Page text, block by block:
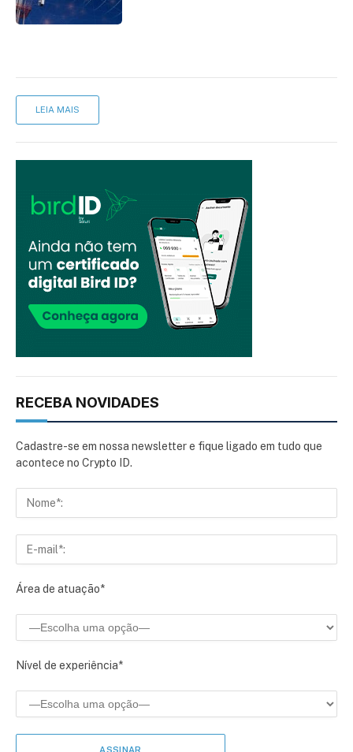
LEIA MAIS
RECEBA NOVIDADES
Cadastre-se em nossa newsletter e fique ligado em tudo que
acontece no Crypto ID.
Área de atuação*
Nível de experiência*